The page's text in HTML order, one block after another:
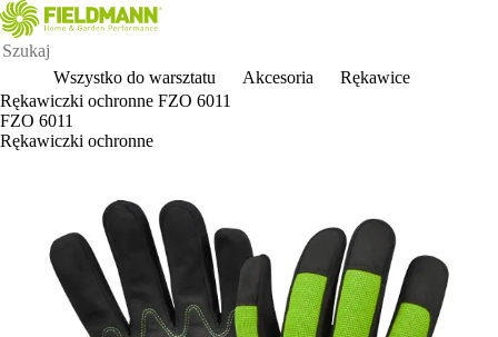
Wszystko do warsztatu Akcesoria
Rękawice
Rękawiczki ochronne FZO 6011
FZO 6011
Rękawiczki ochronne